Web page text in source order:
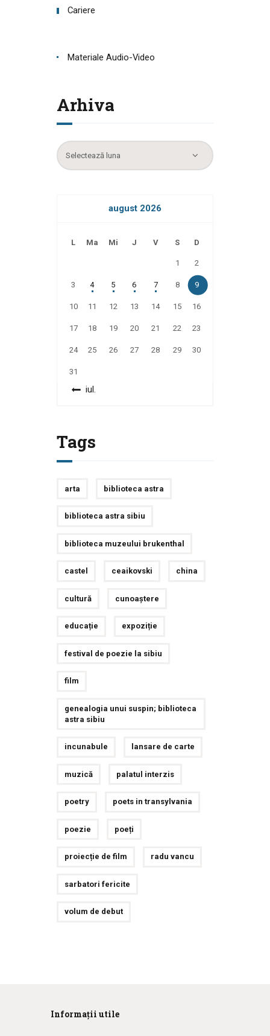
Cariere
Materiale Audio-Video
Arhiva
Arhiva
august 2026
L Ma Mi J V S D
1 2
3 4 5 6 7 8 9
10 11 12 13 14 15 16
17 18 19 20 21 22 23
24 25 26 27 28 29 30
31
« iul.
Tags
arta biblioteca astra
biblioteca astra sibiu
biblioteca muzeului brukenthal
castel ceaikovski china
cultură cunoaștere
educație expoziție
festival de poezie la sibiu
film
genealogia unui suspin; biblioteca
astra sibiu
incunabule lansare de carte
muzică palatul interzis
poetry poets in transylvania
poezie poeți
proiecție de film radu vancu
sarbatori fericite
volum de debut
Informații utile